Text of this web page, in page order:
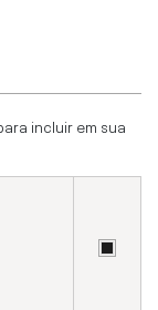
incluir em sua